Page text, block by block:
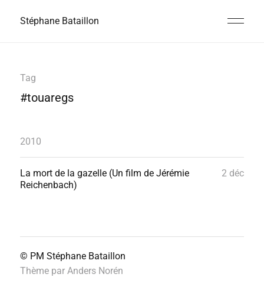
Stéphane Bataillon
Tag
#touaregs
2010
La mort de la gazelle (Un film de Jérémie
Reichenbach)
2 déc
© PM Stéphane Bataillon
Thème par Anders Norén